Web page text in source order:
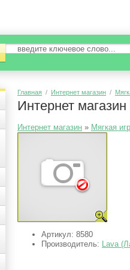
Главная / Интернет магазин /
Интернет магазин
Интернет магазин » Мягкая
Артикул: 8580
Производитель: Lava